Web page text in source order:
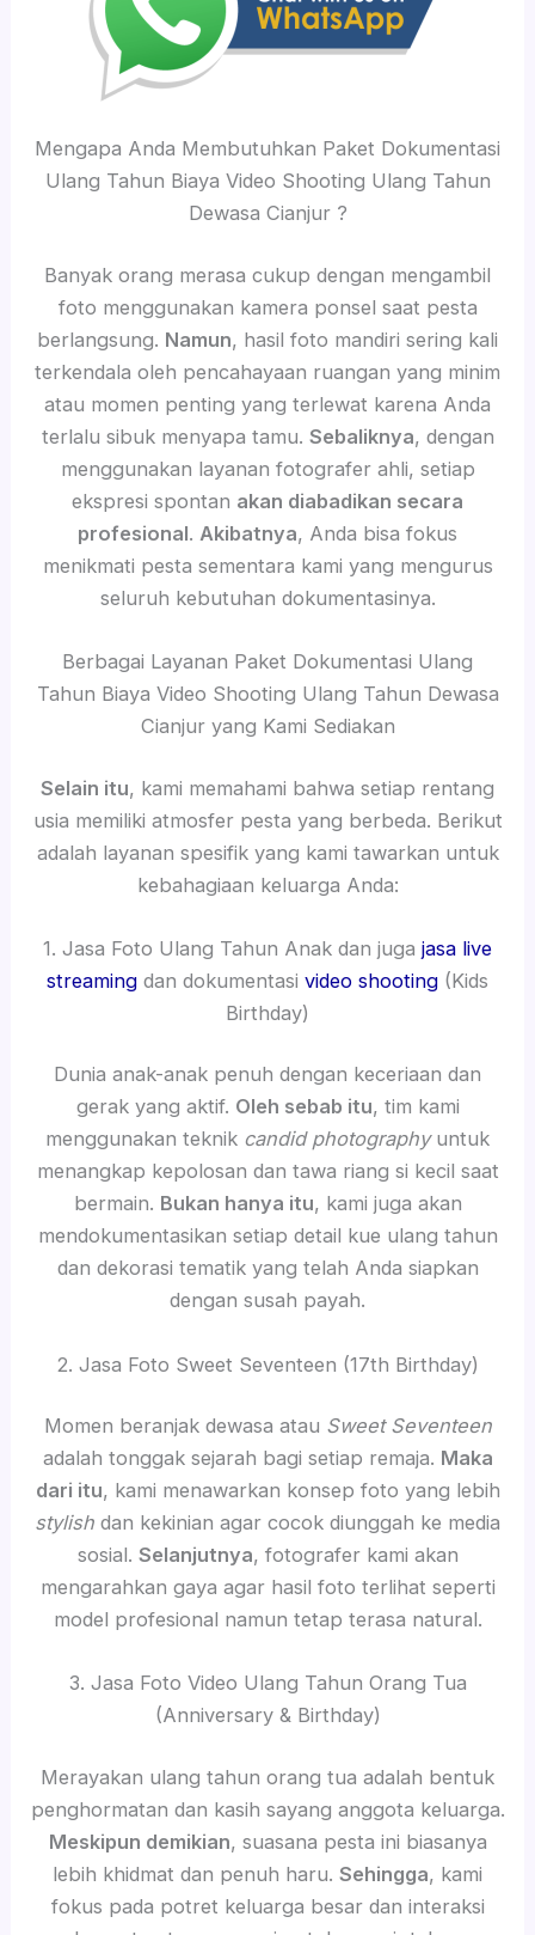
Mengapa Anda Membutuhkan Paket Dokumentasi
Ulang Tahun Biaya Video Shooting Ulang Tahun
Dewasa Cianjur ?
Banyak orang merasa cukup dengan mengambil
foto menggunakan kamera ponsel saat pesta
berlangsung. Namun, hasil foto mandiri sering kali
terkendala oleh pencahayaan ruangan yang minim
atau momen penting yang terlewat karena Anda
terlalu sibuk menyapa tamu. Sebaliknya, dengan
menggunakan layanan fotografer ahli, setiap
ekspresi spontan akan diabadikan secara
profesional. Akibatnya, Anda bisa fokus
menikmati pesta sementara kami yang mengurus
seluruh kebutuhan dokumentasinya.
Berbagai Layanan Paket Dokumentasi Ulang
Tahun Biaya Video Shooting Ulang Tahun Dewasa
Cianjur yang Kami Sediakan
Selain itu, kami memahami bahwa setiap rentang
usia memiliki atmosfer pesta yang berbeda. Berikut
adalah layanan spesifik yang kami tawarkan untuk
kebahagiaan keluarga Anda:
1. Jasa Foto Ulang Tahun Anak dan juga jasa live
streaming dan dokumentasi video shooting (Kids
Birthday)
Dunia anak-anak penuh dengan keceriaan dan
gerak yang aktif. Oleh sebab itu, tim kami
menggunakan teknik candid photographyuntuk
menangkap kepolosan dan tawa riang si kecil saat
bermain. Bukan hanya itu, kami juga akan
mendokumentasikan setiap detail kue ulang tahun
dan dekorasi tematik yang telah Anda siapkan
dengan susah payah.
2. Jasa Foto Sweet Seventeen (17th Birthday)
Momen beranjak dewasa atau Sweet Seventeen
adalah tonggak sejarah bagi setiap remaja. Maka
dari itu, kami menawarkan konsep foto yang lebih
stylish dan kekinian agar cocok diunggah ke media
sosial. Selanjutnya, fotografer kami akan
mengarahkan gaya agar hasil foto terlihat seperti
model profesional namun tetap terasa natural.
3. Jasa Foto Video Ulang Tahun Orang Tua
(Anniversary & Birthday)
Merayakan ulang tahun orang tua adalah bentuk
penghormatan dan kasih sayang anggota keluarga.
Meskipun demikian, suasana pesta ini biasanya
lebih khidmat dan penuh haru. Sehingga, kami
fokus pada potret keluarga besar dan interaksi